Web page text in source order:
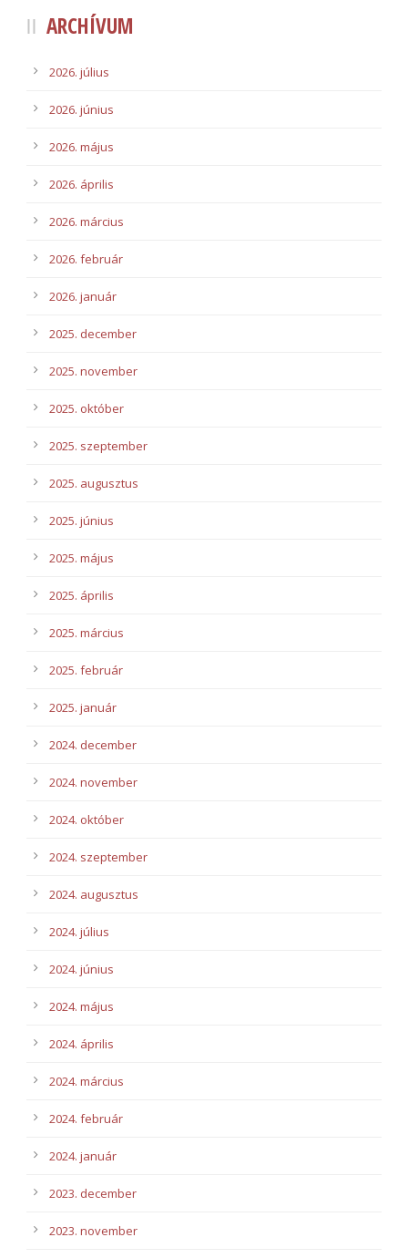
ARCHÍVUM
2026. július
2026. június
2026. május
2026. április
2026. március
2026. február
2026. január
2025. december
2025. november
2025. október
2025. szeptember
2025. augusztus
2025. június
2025. május
2025. április
2025. március
2025. február
2025. január
2024. december
2024. november
2024. október
2024. szeptember
2024. augusztus
2024. július
2024. június
2024. május
2024. április
2024. március
2024. február
2024. január
2023. december
2023. november